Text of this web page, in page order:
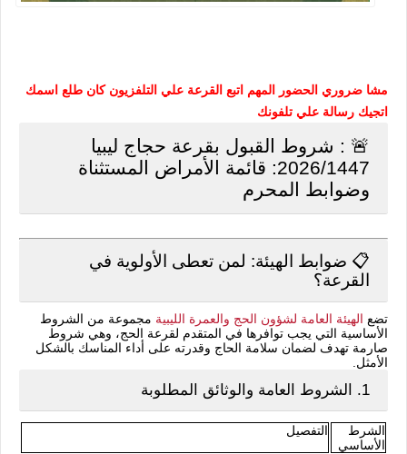
مشا ضروري الحضور المهم اتبع القرعة علي التلفزيون كان طلع اسمك
اتجيك رسالة علي تلفونك
🚨 : شروط القبول بقرعة حجاج ليبيا
2026/1447: قائمة الأمراض المستثناة
وضوابط المحرم
📋 ضوابط الهيئة: لمن تعطى الأولوية في
القرعة؟
تضع الهيئة العامة لشؤون الحج والعمرة الليبية مجموعة من الشروط
الأساسية التي يجب توافرها في المتقدم لقرعة الحج، وهي شروط
صارمة تهدف لضمان سلامة الحاج وقدرته على أداء المناسك بالشكل
الأمثل.
1. الشروط العامة والوثائق المطلوبة
الشرط
الأساسي
التفصيل